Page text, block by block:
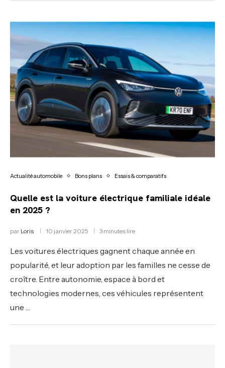
Actualité automobile Bons plans Essais & comparatifs
Quelle est la voiture électrique familiale idéale
en 2025 ?
par Loris 10 janvier 2025 3 minutes lire
Les voitures électriques gagnent chaque année en
popularité, et leur adoption par les familles ne cesse de
croître. Entre autonomie, espace à bord et
technologies modernes, ces véhicules représentent
une …